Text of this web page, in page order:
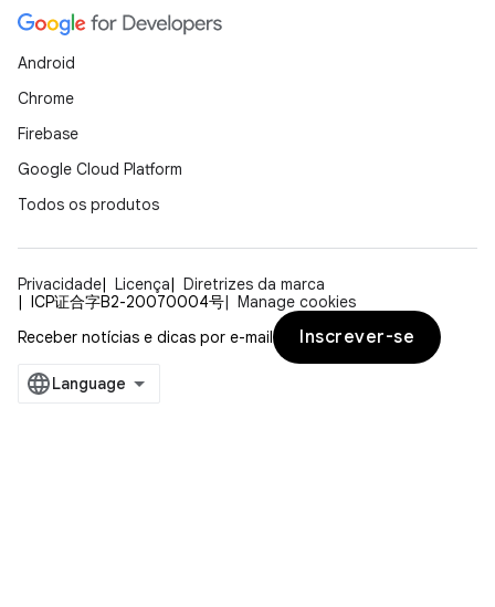
Android
Chrome
Firebase
Google Cloud Platform
Todos os produtos
Privacidade Licença
Diretrizes da marca
ICP证合字B2-20070004号
Manage cookies
Receber notícias e dicas por e-mail
Inscrever-se